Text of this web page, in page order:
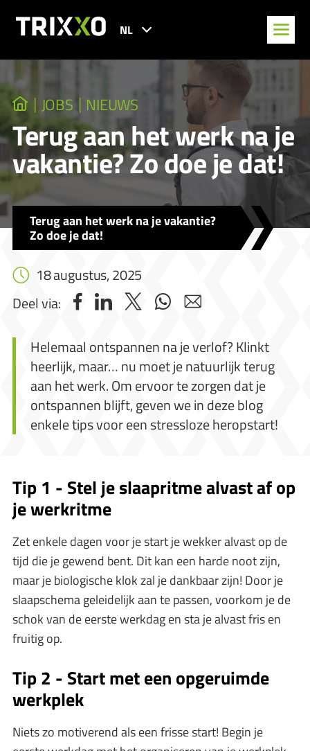
NL
JOBS NIEUWS
Terug aan het werk na je
vakantie? Zo doe je dat!
Terug aan het werk na je vakantie?
Zo doe je dat!
18 augustus, 2025
Deel via:
Helemaal ontspannen na je verlof? Klinkt
heerlijk, maar… nu moet je natuurlijk terug
aan het werk. Om ervoor te zorgen dat je
ontspannen blijft, geven we in deze blog
enkele tips voor een stressloze heropstart!
Tip 1 - Stel je slaapritme alvast af op
je werkritme
Zet enkele dagen voor je start je wekker alvast op de
tijd die je gewend bent. Dit kan een harde noot zijn,
maar je biologische klok zal je dankbaar zijn! Door je
slaapschema geleidelijk aan te passen, voorkom je de
schok van de eerste werkdag en sta je alvast fris en
fruitig op.
Tip 2 - Start met een opgeruimde
werkplek
Niets zo motiverend als een frisse start! Begin je